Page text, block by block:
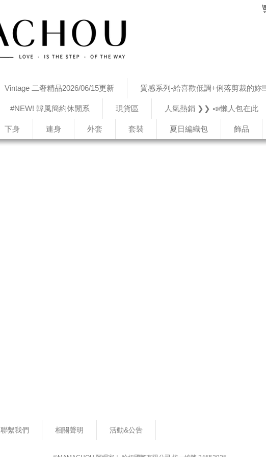
Vintage 二奢精品2026/06/15更新 質感系列-給喜歡低調+俐落剪裁的妳!!
#NEW! 韓風簡約休閒系 現貨區 人氣熱銷 ❯❯ 📣懶人包在此
下身 連身 外套 套裝 夏日編織包 飾品
聯繫我們 相關聲明 活動&公告